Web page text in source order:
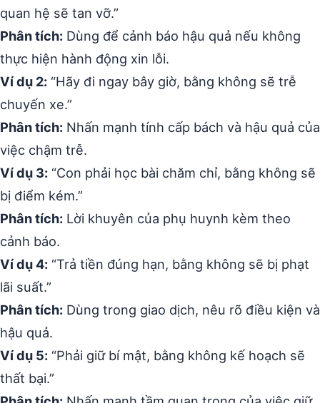
quan hệ sẽ tan vỡ.”
Phân tích: Dùng để cảnh báo hậu quả nếu không
thực hiện hành động xin lỗi.
Ví dụ 2: “Hãy đi ngay bây giờ, bằng không sẽ trễ
chuyến xe.”
Phân tích: Nhấn mạnh tính cấp bách và hậu quả của
việc chậm trễ.
Ví dụ 3: “Con phải học bài chăm chỉ, bằng không sẽ
bị điểm kém.”
Phân tích: Lời khuyên của phụ huynh kèm theo
cảnh báo.
Ví dụ 4: “Trả tiền đúng hạn, bằng không sẽ bị phạt
lãi suất.”
Phân tích: Dùng trong giao dịch, nêu rõ điều kiện và
hậu quả.
Ví dụ 5: “Phải giữ bí mật, bằng không kế hoạch sẽ
thất bại.”